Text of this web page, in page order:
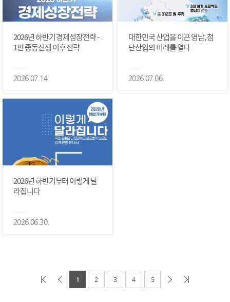
2026년 하반기 경제성장전략 -
1편 중동전쟁 이후 전략
2026.07.14.
대한민국 산업을 이끈 영남, 첨
단산업의 미래를 열다
2026.07.06.
2026년 하반기부터 이렇게 달
라집니다
2026.06.30.
1 2 3 4 5